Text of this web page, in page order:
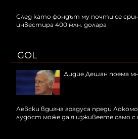
След като фондът му почти се
инвестира 400 млн. долара
GOL
Дидие Дешан поема
Левски вдигна градуса преди
лудост може да я изживеете само с